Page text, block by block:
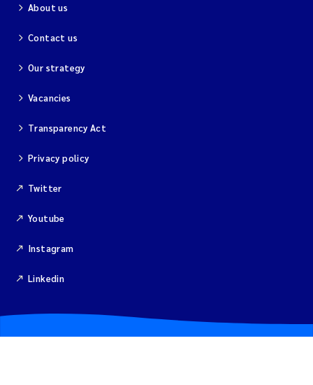
Joachim Tørum Johansen
Nina Aasgaard
Kim Aalborg
You Song
Isabel Doyer
Gunnar Sander
About us
Contact us
Our strategy
Vacancies
Transparency Act
Privacy policy
Twitter
Youtube
Instagram
Linkedin